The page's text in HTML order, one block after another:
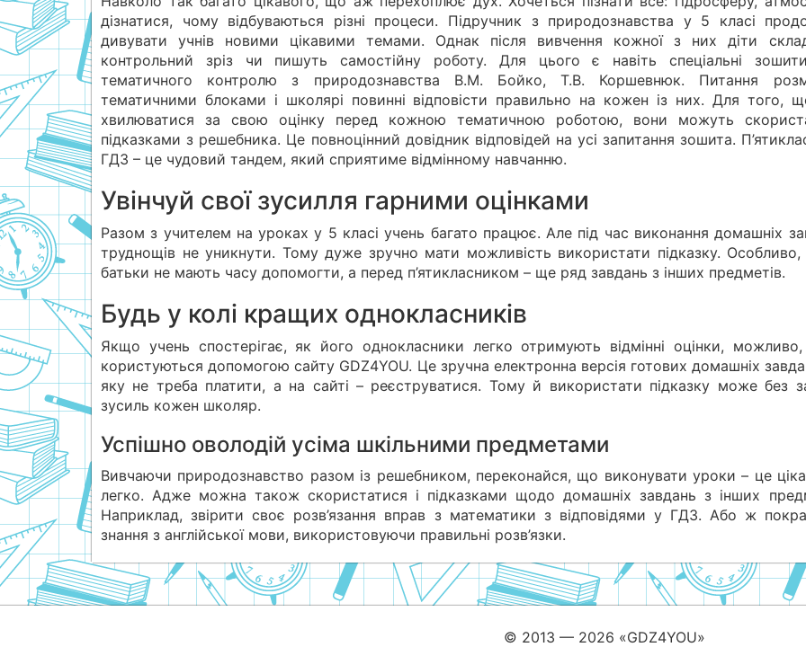
дізнатися, чому відбуваються різні процеси. Підручник з природознавства у 5 класі
дивувати учнів новими цікавими темами. Однак після вивчення кожної з них діти
контрольний зріз чи пишуть самостійну роботу. Для цього є навіть спеціальні
тематичного контролю з природознавства В.М. Бойко, Т.В. Коршевнюк. Питання
тематичними блоками і школярі повинні відповісти правильно на кожен із них. Для того,
хвилюватися за свою оцінку перед кожною тематичною роботою, вони можуть
підказками з решебника. Це повноцінний довідник відповідей на усі запитання зошита.
ГДЗ – це чудовий тандем, який сприятиме відмінному навчанню.
Увінчуй свої зусилля гарними оцінками
Разом з учителем на уроках у 5 класі учень багато працює. Але під час виконання домашніх
труднощів не уникнути. Тому дуже зручно мати можливість використати підказку.
батьки не мають часу допомогти, а перед п’ятикласником – ще ряд завдань з інших предметів.
Будь у колі кращих однокласників
Якщо учень спостерігає, як його однокласники легко отримують відмінні оцінки,
користуються допомогою сайту GDZ4YOU. Це зручна електронна версія готових домашніх
яку не треба платити, а на сайті – реєструватися. Тому й використати підказку може без
зусиль кожен школяр.
Успішно оволодій усіма шкільними предметами
Вивчаючи природознавство разом із решебником, переконайся, що виконувати уроки – це
легко. Адже можна також скористатися і підказками щодо домашніх завдань з інших
Наприклад, звірити своє розв’язання вправ з математики з відповідями у ГДЗ. Або ж
знання з англійської мови, використовуючи правильні розв’язки.
© 2013 — 2026 «GDZ4YOU»